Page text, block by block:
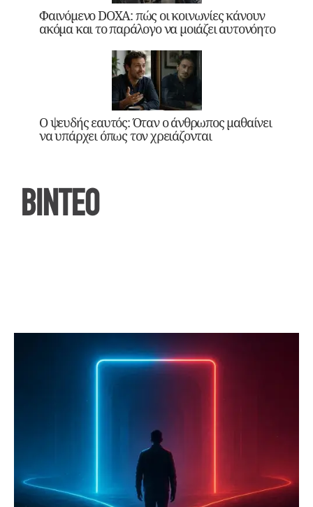
Φαινόμενο DOXA: πώς οι κοινωνίες κάνουν
ακόμα και το παράλογο να μοιάζει αυτονόητο
Ο ψευδής εαυτός: Όταν ο άνθρωπος μαθαίνει
να υπάρχει όπως τον χρειάζονται
ΒΙΝΤΕΟ